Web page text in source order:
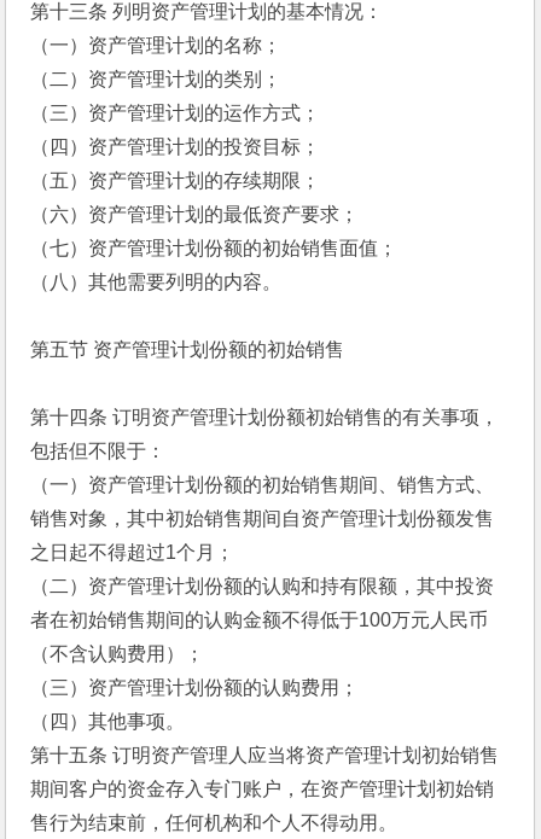
第十三条 列明资产管理计划的基本情况：
（一）资产管理计划的名称；
（二）资产管理计划的类别；
（三）资产管理计划的运作方式；
（四）资产管理计划的投资目标；
（五）资产管理计划的存续期限；
（六）资产管理计划的最低资产要求；
（七）资产管理计划份额的初始销售面值；
（八）其他需要列明的内容。
第五节 资产管理计划份额的初始销售
第十四条 订明资产管理计划份额初始销售的有关事项，
包括但不限于：
（一）资产管理计划份额的初始销售期间、销售方式、
销售对象，其中初始销售期间自资产管理计划份额发售
之日起不得超过1个月；
（二）资产管理计划份额的认购和持有限额，其中投资
者在初始销售期间的认购金额不得低于100万元人民币
（不含认购费用）；
（三）资产管理计划份额的认购费用；
（四）其他事项。
第十五条 订明资产管理人应当将资产管理计划初始销售
期间客户的资金存入专门账户，在资产管理计划初始销
售行为结束前，任何机构和个人不得动用。